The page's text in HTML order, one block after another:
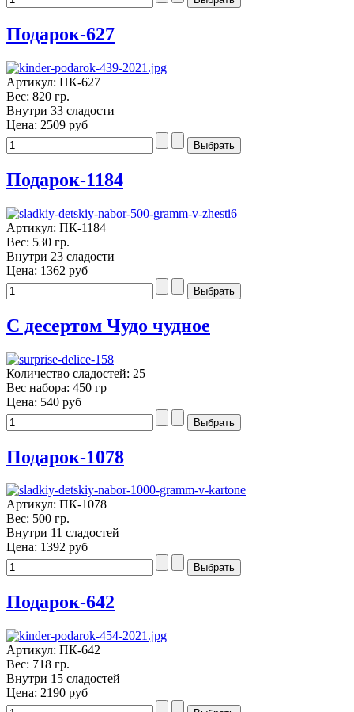
Подарок-627
Артикул: ПК-627
Вес: 820 гр.
Внутри 33 сладости
Цена: 2509 руб
Подарок-1184
Артикул: ПК-1184
Вес: 530 гр.
Внутри 23 сладости
Цена: 1362 руб
С десертом Чудо чудное
Количество сладостей: 25
Вес набора: 450 гр
Цена: 540 руб
Подарок-1078
Артикул: ПК-1078
Вес: 500 гр.
Внутри 11 сладостей
Цена: 1392 руб
Подарок-642
Артикул: ПК-642
Вес: 718 гр.
Внутри 15 сладостей
Цена: 2190 руб